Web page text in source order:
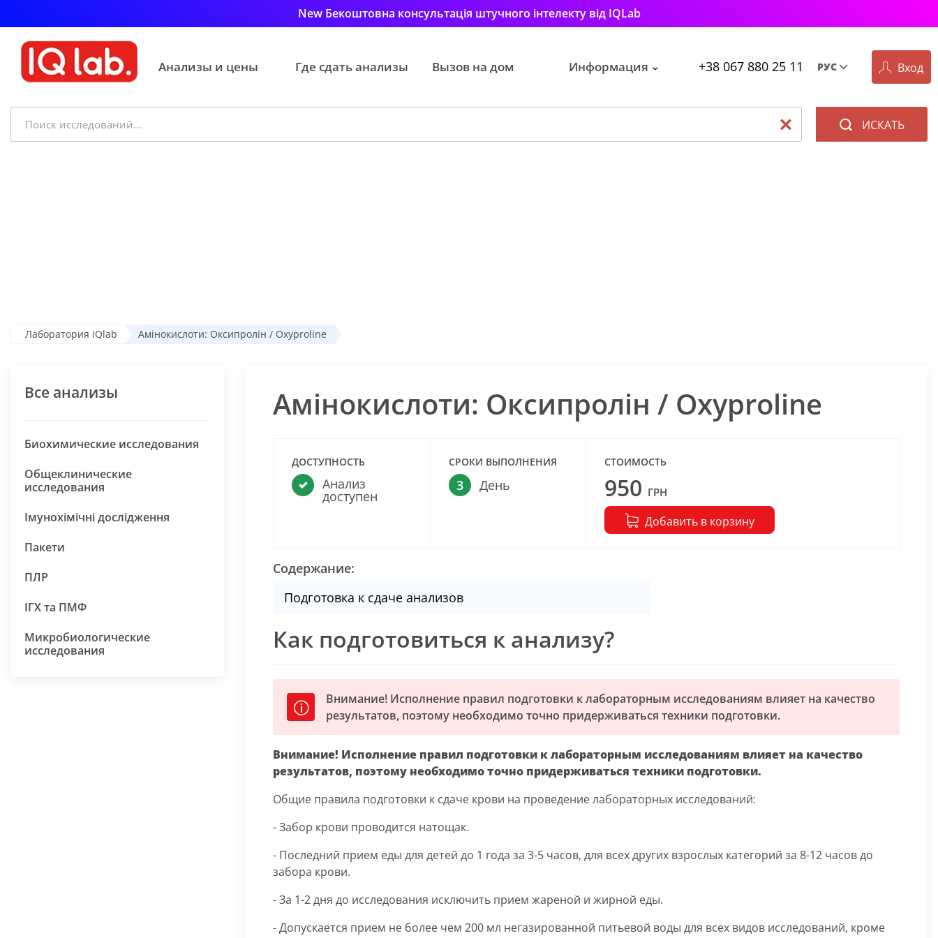
New Бекоштовна консультація штучного інтелекту від IQLab
Анализы и цены Где сдать анализы Вызов на дом Информация +38 067 880 25 11
РУС
Вход
ИСКАТЬ
Лаборатория IQlab Амінокислоти: Оксипролін / Oxyproline
Все анализы
Биохимические исследования
Общеклинические
исследования
Імунохімічні дослідження
Пакети
ПЛР
ІГХ та ПМФ
Микробиологические
исследования
Амінокислоти: Оксипролін / Oxyproline
ДОСТУПНОСТЬ
Анализ
доступен
СРОКИ ВЫПОЛНЕНИЯ
3 День
СТОИМОСТЬ
950 ГРН
Добавить в корзину
Содержание:
Подготовка к сдаче анализов
Как подготовиться к анализу?
Внимание! Исполнение правил подготовки к лабораторным исследованиям влияет на качество
результатов, поэтому необходимо точно придерживаться техники подготовки.
Внимание! Исполнение правил подготовки к лабораторным исследованиям влияет на качество
результатов, поэтому необходимо точно придерживаться техники подготовки.
Общие правила подготовки к сдаче крови на проведение лабораторных исследований:
- Забор крови проводится натощак.
- Последний прием еды для детей до 1 года за 3-5 часов, для всех других взрослых категорий за 8-12 часов до
забора крови.
- За 1-2 дня до исследования исключить прием жареной и жирной еды.
- Допускается прием не более чем 200 мл негазированной питьевой воды для всех видов исследований, кроме